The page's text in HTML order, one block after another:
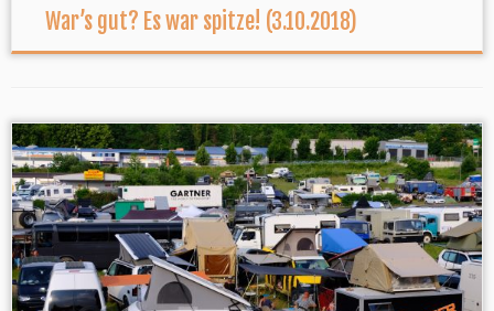
War’s gut? Es war spitze! (3.10.2018)